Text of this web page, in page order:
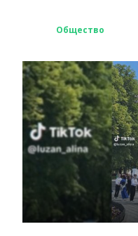
Общество